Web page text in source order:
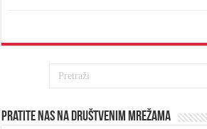
Pratite nas na društvenim mrežama